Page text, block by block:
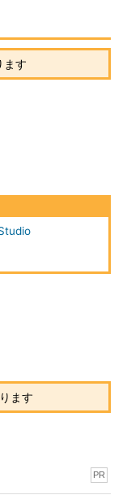
ます
ます
PR